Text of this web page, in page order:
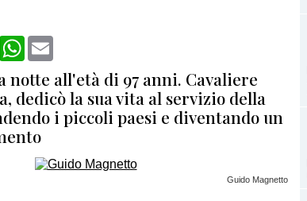
Print WhatsApp
notte all'età di 97 anni. Cavaliere
dedicò la sua vita al servizio della
i piccoli paesi e diventando un
Guido Magnetto